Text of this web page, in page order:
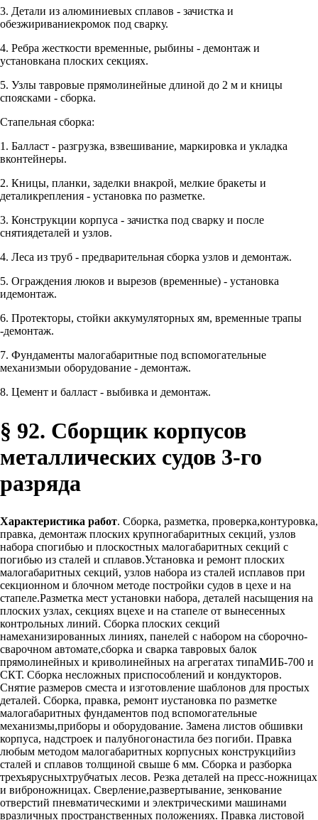
3. Детали из алюминиевых сплавов - зачистка и
обезжириваниекромок под сварку.
4. Ребра жесткости временные, рыбины - демонтаж и
установкана плоских секциях.
5. Узлы тавровые прямолинейные длиной до 2 м и кницы
споясками - сборка.
Стапельная сборка:
1. Балласт - разгрузка, взвешивание, маркировка и укладка
вконтейнеры.
2. Кницы, планки, заделки внакрой, мелкие бракеты и
деталикрепления - установка по разметке.
3. Конструкции корпуса - зачистка под сварку и после
снятиядеталей и узлов.
4. Леса из труб - предварительная сборка узлов и демонтаж.
5. Ограждения люков и вырезов (временные) - установка
идемонтаж.
6. Протекторы, стойки аккумуляторных ям, временные трапы
-демонтаж.
7. Фундаменты малогабаритные под вспомогательные
механизмыи оборудование - демонтаж.
8. Цемент и балласт - выбивка и демонтаж.
§ 92. Сборщик корпусов
металлических судов 3-го
разряда
Характеристика работ. Сборка, разметка, проверка,контуровка,
правка, демонтаж плоских крупногабаритных секций, узлов
набора спогибью и плоскостных малогабаритных секций с
погибью из сталей и сплавов.Установка и ремонт плоских
малогабаритных секций, узлов набора из сталей исплавов при
секционном и блочном методе постройки судов в цехе и на
стапеле.Разметка мест установки набора, деталей насыщения на
плоских узлах, секциях вцехе и на стапеле от вынесенных
контрольных линий. Сборка плоских секций
намеханизированных линиях, панелей с набором на сборочно-
сварочном автомате,сборка и сварка тавровых балок
прямолинейных и криволинейных на агрегатах типаМИБ-700 и
СКТ. Сборка несложных приспособлений и кондукторов.
Снятие размеров сместа и изготовление шаблонов для простых
деталей. Сборка, правка, ремонт иустановка по разметке
малогабаритных фундаментов под вспомогательные
механизмы,приборы и оборудование. Замена листов обшивки
корпуса, надстроек и палубногонастила без погиби. Правка
любым методом малогабаритных корпусных конструкцийиз
сталей и сплавов толщиной свыше 6 мм. Сборка и разборка
трехъярусныхтрубчатых лесов. Резка деталей на пресс-ножницах
и виброножницах. Сверление,развертывание, зенкование
отверстий пневматическими и электрическими машинами
вразличных пространственных положениях. Правка листовой